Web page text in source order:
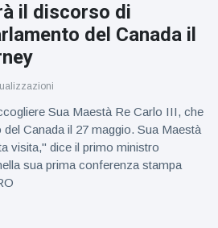
il discorso di
del Canada il
Sua Maestà Re Carlo III, che
Canada il 27 maggio. Sua Maestà
visita," dice il primo ministro
sua prima conferenza stampa